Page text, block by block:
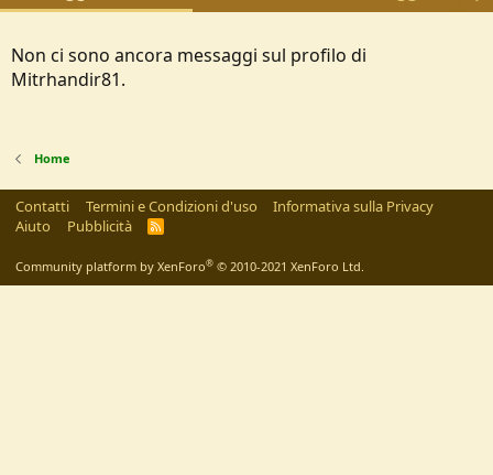
Non ci sono ancora messaggi sul profilo di
Mitrhandir81.
Home
Contatti Termini e Condizioni d'uso
Informativa sulla Privacy
Aiuto
Pubblicità
R
Community platform by XenForo® © 2010-2021 XenForo Ltd.